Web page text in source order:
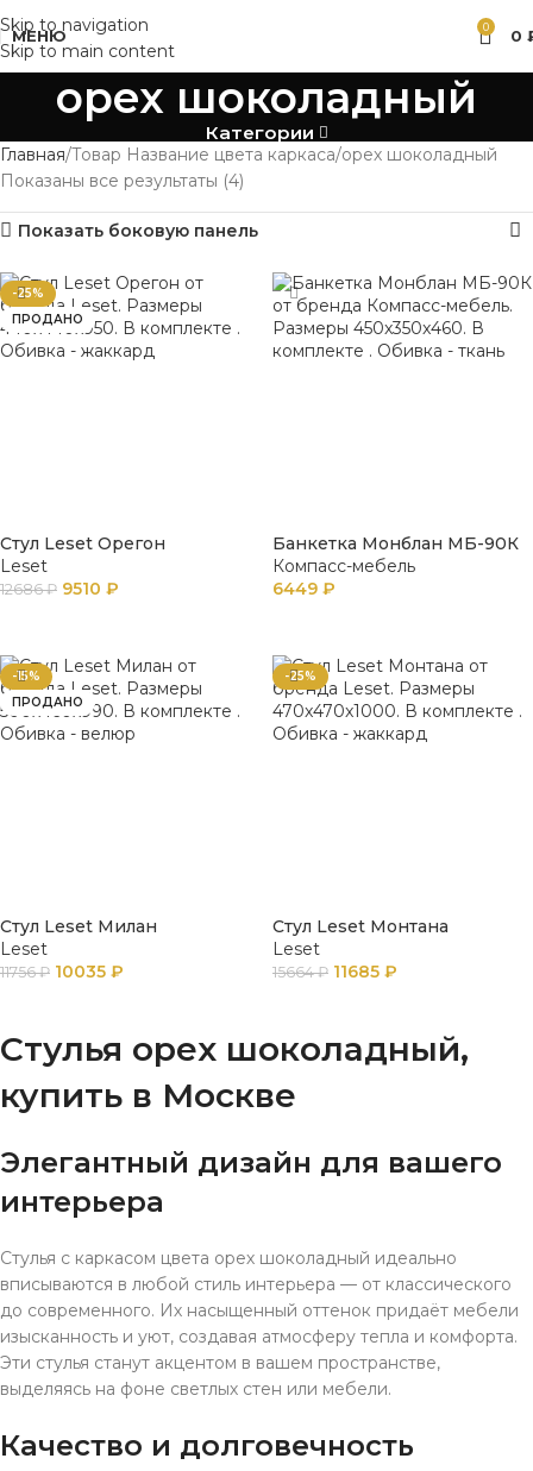
Skip to navigation
Skip to main content
МЕНЮ 0 0
орех шоколадный
Категории
Главная Товар Название цвета каркаса орех шоколадный
Показаны все результаты (4)
Показать боковую панель
-25%
ПРОДАНО
Стул Leset Орегон
Leset
12686₽ 9510 ₽
Банкетка Монблан МБ-90К
Компасс-мебель
6449 ₽
-15%
ПРОДАНО
Стул Leset Милан
Leset
11756₽ 10035 ₽
-25%
Стул Leset Монтана
Leset
15664₽ 11685 ₽
Стулья орех шоколадный,
купить в Москве
Элегантный дизайн для вашего
интерьера
Стулья с каркасом цвета орех шоколадный идеально
вписываются в любой стиль интерьера — от классического
до современного. Их насыщенный оттенок придаёт мебели
изысканность и уют, создавая атмосферу тепла и комфорта.
Эти стулья станут акцентом в вашем пространстве,
выделяясь на фоне светлых стен или мебели.
Качество и долговечность